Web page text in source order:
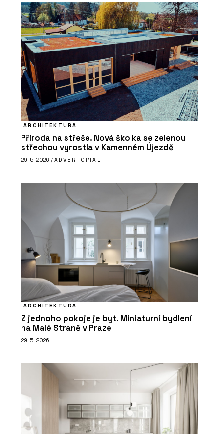
ARCHITEKTURA
Příroda na střeše. Nová školka se zelenou
střechou vyrostla v Kamenném Újezdě
29. 5. 2026 / ADVERTORIAL
ARCHITEKTURA
Z jednoho pokoje je byt. Miniaturní bydlení
na Malé Straně v Praze
29. 5. 2026